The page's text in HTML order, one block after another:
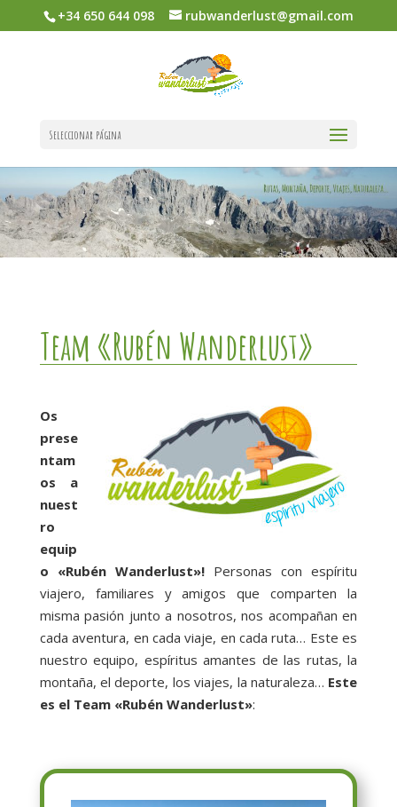
+34 650 644 098 rubwanderlust@gmail.com
Seleccionar página
Team «Rubén Wanderlust»
Os
prese
ntam
os a
nuest
ro
equip
o «Rubén Wanderlust»!Personas con espíritu
viajero, familiares y amigos que comparten la
misma pasión junto a nosotros, nos acompañan en
cada aventura, en cada viaje, en cada ruta… Este es
nuestro equipo, espíritus amantes de las rutas, la
montaña, el deporte, los viajes, la naturaleza… Este
es el Team «Rubén Wanderlust»: